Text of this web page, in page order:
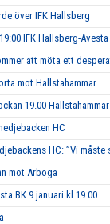
över IFK Hallsberg
IFK Hallsberg-Avesta
att möta ett
mot Hallstahammar
19.00
HC
HC: ”Vi
mot Arboga
BK 9 januari kl 19.00